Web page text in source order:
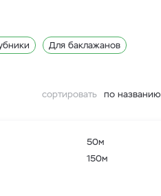
Для баклажанов
сортировать по названию
50м
150м